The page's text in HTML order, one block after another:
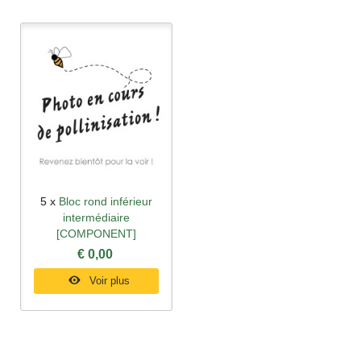
5 x Bloc rond inférieur
intermédiaire
[COMPONENT]
€ 0,00
Voir plus